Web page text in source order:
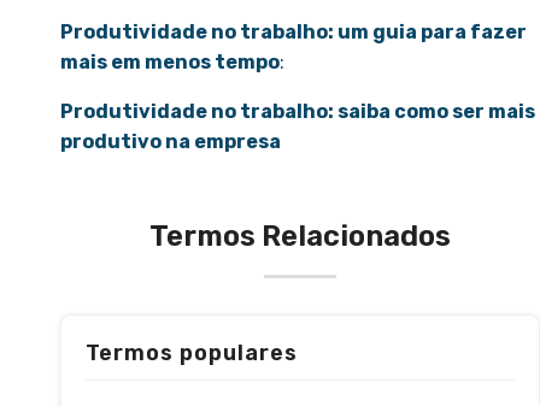
Produtividade no trabalho: um guia para fazer
mais em menos tempo:
Produtividade no trabalho: saiba como ser mais
produtivo na empresa
Termos Relacionados
Termos populares